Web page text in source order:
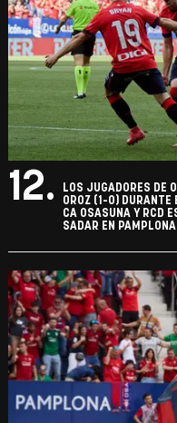
12.
LOS JUGADORES DE
OROZ (1-0) DURANTE
CA OSASUNA Y RCD
SADAR EN